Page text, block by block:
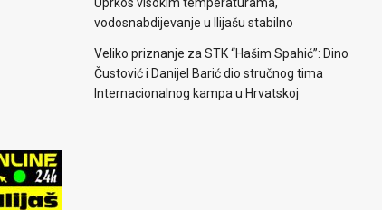
vodosnabdijevanje u Ilijašu stabilno
Veliko priznanje za STK “Hašim Spahić”: Dino
Čustović i Danijel Barić dio stručnog tima
Internacionalnog kampa u Hrvatskoj